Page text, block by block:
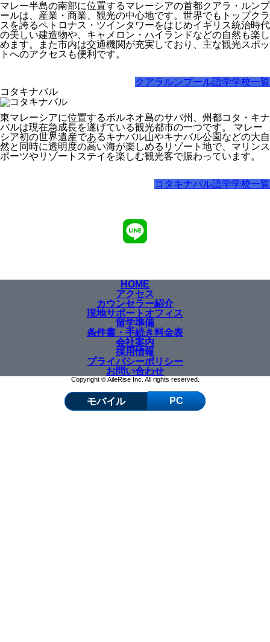
マレー半島の南部に位置するマレーシアの首都クアラ・ルンプ
ールは、産業・商業、観光の中心地です。世界でもトップクラ
スを誇るペトロナス・ツインタワーをはじめイギリス統治時代
の美しい建造物や、キャメロン・ハイランドなどの自然も楽し
めます。また市内は交通機関が充実しており、主な観光スポッ
トへのアクセスも便利です。
クアラルンプール語学学校一覧
コタキナバル
東マレーシアに位置するボルネオ島のサバ州、州都コタ・キナ
バルは現在急成長を遂げている観光都市の一つです。 マレー
シア初の世界遺産であるキナバル山やキナバル公園などの大自
然と同時に透明度の高い海が楽しめるリゾート地で、マリンス
ポーツやリゾートステイを楽しむ観光客で賑わっています。
コタキナバル語学学校一覧
HOME
アクセス
カウンセラー紹介
現地サポートオフィス
留学準備
条件書・手続き料金表
会社案内
採用情報
プライバシーポリシー
お問い合わせ
Copyright © AileRise Inc. All rights reserved.
モバイル PC